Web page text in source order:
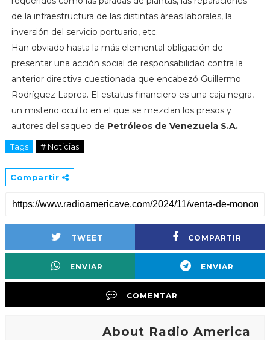
de la infraestructura de las distintas áreas laborales, la
inversión del servicio portuario, etc.
Han obviado hasta la más elemental obligación de
presentar una acción social de responsabilidad contra la
anterior directiva cuestionada que encabezó Guillermo
Rodríguez Laprea. El estatus financiero es una caja negra,
un misterio oculto en el que se mezclan los presos y
autores del saqueo de Petróleos de Venezuela S.A.
Tags # Noticias
Compartir
TWEET COMPARTIR
ENVIAR ENVIAR
COMENTAR
About Radio America